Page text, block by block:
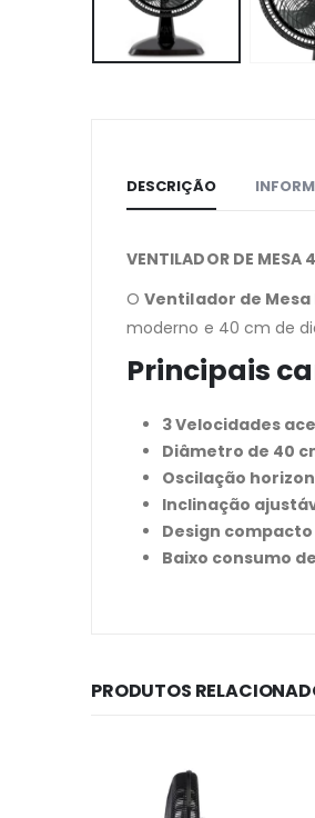
DESCRIÇÃO
VENTILADOR DE
OVentilador de
moderno e 40 cm de
Principais
3 Velocidades
Diâmetro de 40
Oscilação
Inclinação
Design
Baixo consumo
PRODUTOS